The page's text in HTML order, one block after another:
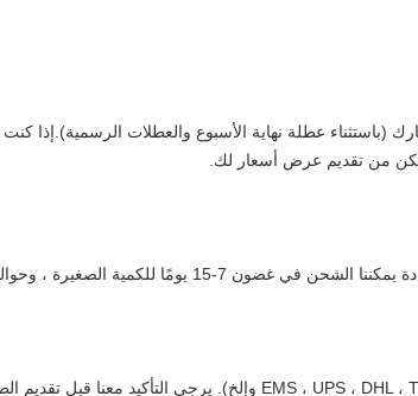
نحصل على استفسارك (باستثناء عطلة نهاية الأسبوع والعطلات
من تقديم عرض أسعار لك.
، وحوالي 30 يومًا للكمية الكبيرة.